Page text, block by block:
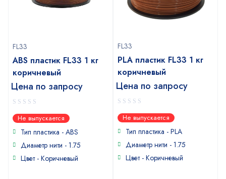
FL33
ABS пластик FL33 1 кг
коричневый
Цена по запросу
0
out
of
Не выпускается
Тип пластика - ABS
Диаметр нити - 1.75
Цвет - Коричневый
FL33
PLA пластик FL33 1 кг
коричневый
Цена по запросу
0
out
of
Не выпускается
Тип пластика - PLA
Диаметр нити - 1.75
Цвет - Коричневый